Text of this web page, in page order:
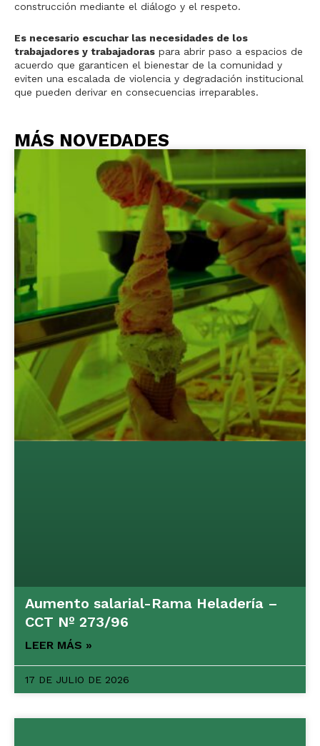
construcción mediante el diálogo y el respeto.
Es necesario escuchar las necesidades de los
trabajadores y trabajadoras para abrir paso a espacios de
acuerdo que garanticen el bienestar de la comunidad y
eviten una escalada de violencia y degradación institucional
que pueden derivar en consecuencias irreparables.
MÁS NOVEDADES
Aumento salarial-Rama Heladería –
CCT Nº 273/96
LEER MÁS »
17 DE JULIO DE 2026